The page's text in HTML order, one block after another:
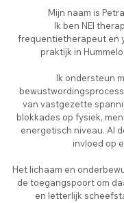
Mijn naam is
Ik ben NEI
frequentietherapeut en
praktijk in
Ik ondersteun
van vastgezette
blokkades op fysiek,
energetisch niveau. Al
invloed op
Het lichaam en
de toegangspoort om
en letterlijk